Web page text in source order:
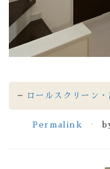
ロールスクリーン
Permalink